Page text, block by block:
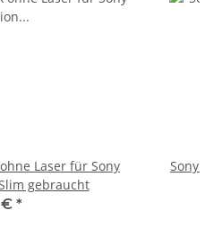
Laser für Sony
3 PS3 Slim gebraucht
€ *
Sony